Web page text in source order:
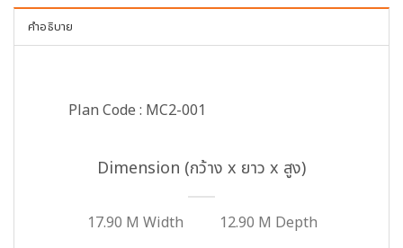
คำอธิบาย
Plan Code : MC2-001
Dimension (กว้าง x ยาว x สูง)
17.90 M Width 12.90 M Depth